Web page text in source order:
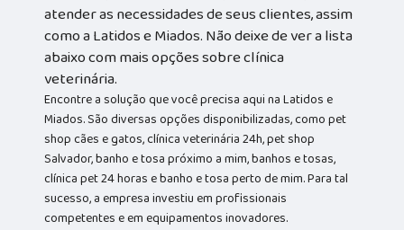
atender as necessidades de seus clientes, assim
como a Latidos e Miados. Não deixe de ver a lista
abaixo com mais opções sobre clínica
veterinária.
Encontre a solução que você precisa aqui na Latidos e
Miados. São diversas opções disponibilizadas, como pet
shop cães e gatos, clínica veterinária 24h, pet shop
Salvador, banho e tosa próximo a mim, banhos e tosas,
clínica pet 24 horas e banho e tosa perto de mim. Para tal
sucesso, a empresa investiu em profissionais
competentes e em equipamentos inovadores.